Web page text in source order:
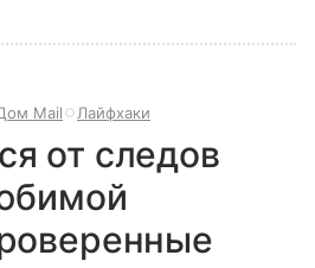
Mail Лайфхаки
от следов